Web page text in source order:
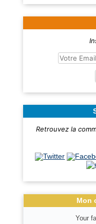
Retrouvez la
Mon
Your